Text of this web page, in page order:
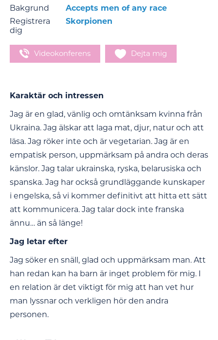
Bakgrund
Accepts men of any race
Registrera
dig
Skorpionen
Videokonferens Dejta mig
Karaktär och intressen
Jag är en glad, vänlig och omtänksam kvinna från
Ukraina. Jag älskar att laga mat, djur, natur och att
läsa. Jag röker inte och är vegetarian. Jag är en
empatisk person, uppmärksam på andra och deras
känslor. Jag talar ukrainska, ryska, belarusiska och
spanska. Jag har också grundläggande kunskaper
i engelska, så vi kommer definitivt att hitta ett sätt
att kommunicera. Jag talar dock inte franska
ännu… än så länge!
Jag letar efter
Jag söker en snäll, glad och uppmärksam man. Att
han redan kan ha barn är inget problem för mig. I
en relation är det viktigt för mig att han vet hur
man lyssnar och verkligen hör den andra
personen.